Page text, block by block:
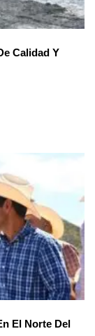
Calidad Y
El Norte Del